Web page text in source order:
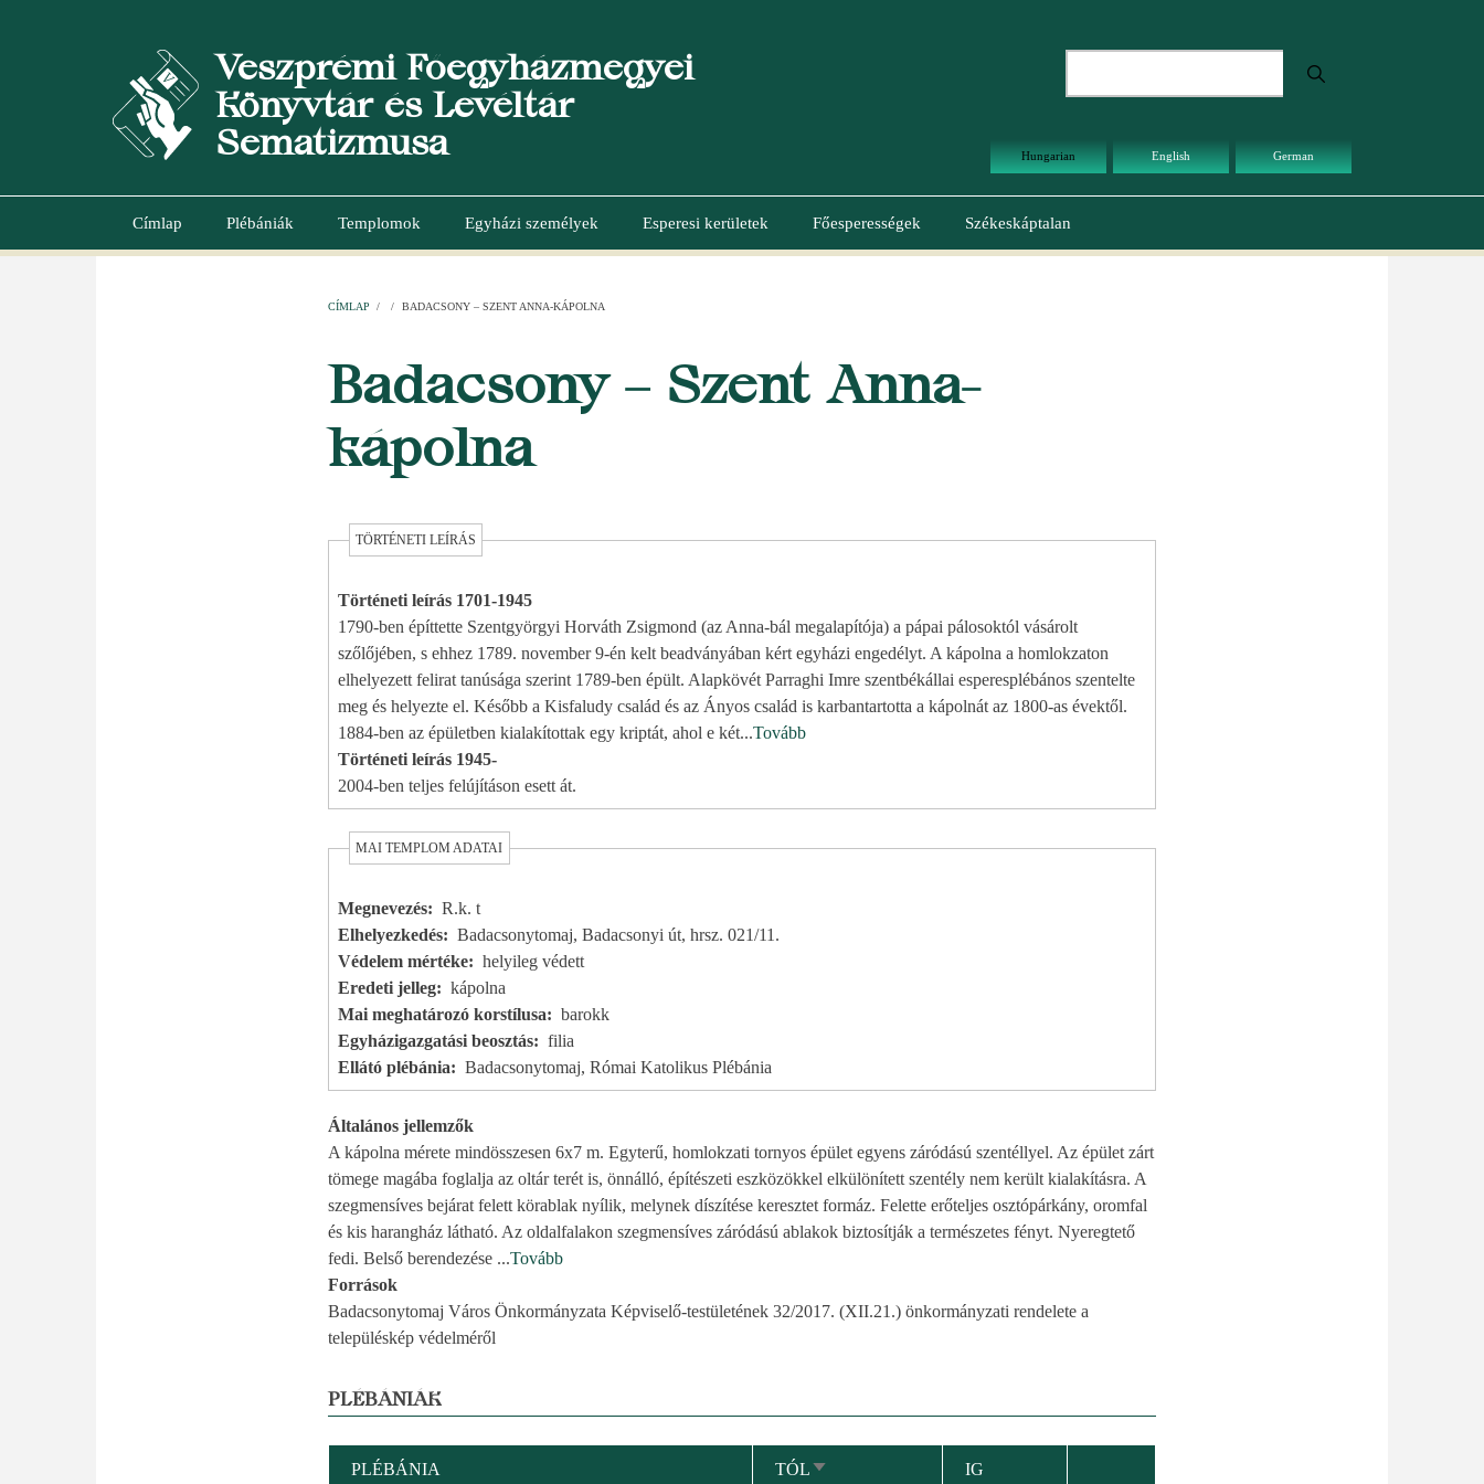
Veszprémi Főegyházmegyei
Könyvtár és Levéltár
Sematizmusa
Hungarian English German
Main
Címlap Plébániák Templomok Egyházi személyek Esperesi kerületek Főesperességek Székeskáptalan
CÍMLAP / / BADACSONY – SZENT ANNA-KÁPOLNA
Badacsony – Szent Anna-
kápolna
TÖRTÉNETI LEÍRÁS
Történeti leírás 1701-1945
1790-ben építtette Szentgyörgyi Horváth Zsigmond (az Anna-bál megalapítója) a pápai pálosoktól vásárolt
szőlőjében, s ehhez 1789. november 9-én kelt beadványában kért egyházi engedélyt. A kápolna a homlokzaton
elhelyezett felirat tanúsága szerint 1789-ben épült. Alapkövét Parraghi Imre szentbékállai esperesplébános szentelte
meg és helyezte el. Később a Kisfaludy család és az Ányos család is karbantartotta a kápolnát az 1800-as évektől.
1884-ben az épületben kialakítottak egy kriptát, ahol e két...Tovább
Történeti leírás 1945-
2004-ben teljes felújításon esett át.
MAI TEMPLOM ADATAI
Megnevezés
R.k. t
Elhelyezkedés
Badacsonytomaj, Badacsonyi út, hrsz. 021/11.
Védelem mértéke
helyileg védett
Eredeti jelleg
kápolna
Mai meghatározó korstílusa
barokk
Egyházigazgatási beosztás
filia
Ellátó plébánia
Badacsonytomaj, Római Katolikus Plébánia
Általános jellemzők
A kápolna mérete mindösszesen 6x7 m. Egyterű, homlokzati tornyos épület egyens záródású szentéllyel. Az épület zárt
tömege magába foglalja az oltár terét is, önnálló, építészeti eszközökkel elkülönített szentély nem került kialakításra. A
szegmensíves bejárat felett körablak nyílik, melynek díszítése keresztet formáz. Felette erőteljes osztópárkány, oromfal
és kis harangház látható. Az oldalfalakon szegmensíves záródású ablakok biztosítják a természetes fényt. Nyeregtető
fedi. Belső berendezése ...Tovább
Források
Badacsonytomaj Város Önkormányzata Képviselő-testületének 32/2017. (XII.21.) önkormányzati rendelete a
településkép védelméről
PLÉBÁNIÁK
PLÉBÁNIA TÓLNÖVEKVŐ IG